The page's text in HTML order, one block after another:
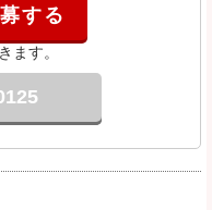
する
ます。